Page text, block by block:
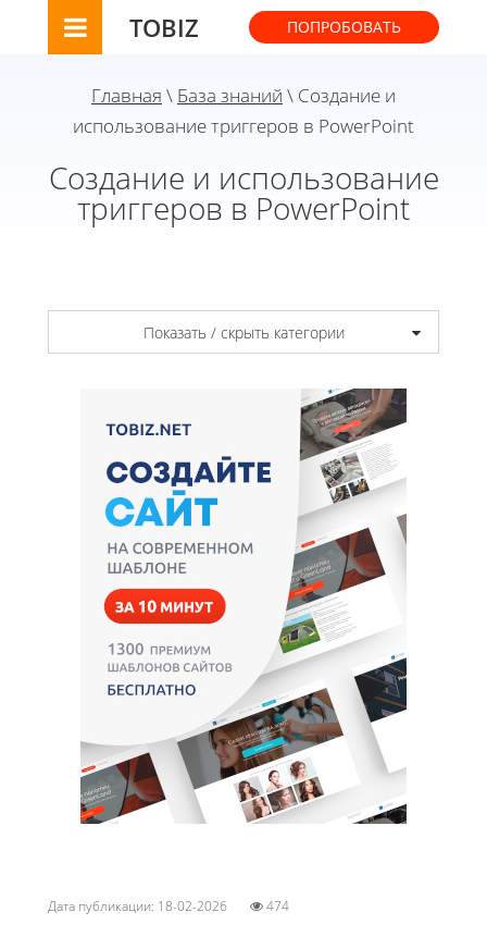
TOBIZ ПОПРОБОВАТЬ
Главная \ База знаний \ Создание и
использование триггеров в PowerPoint
Создание и использование
триггеров в PowerPoint
Показать / скрыть категории
Дата публикации: 18-02-2026 474